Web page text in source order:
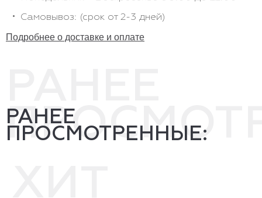
Самовывоз: (срок от 2-3 дней)
Подробнее о доставке и оплате
РАНЕЕ
ПРОСМОТРЕННЫЕ: